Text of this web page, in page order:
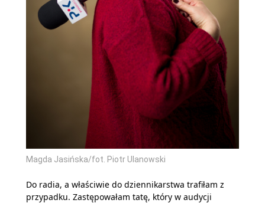
Magda Jasińska/fot. Piotr Ulanowski
Do radia, a właściwie do dziennikarstwa trafiłam z
przypadku. Zastępowałam tatę, który w audycji